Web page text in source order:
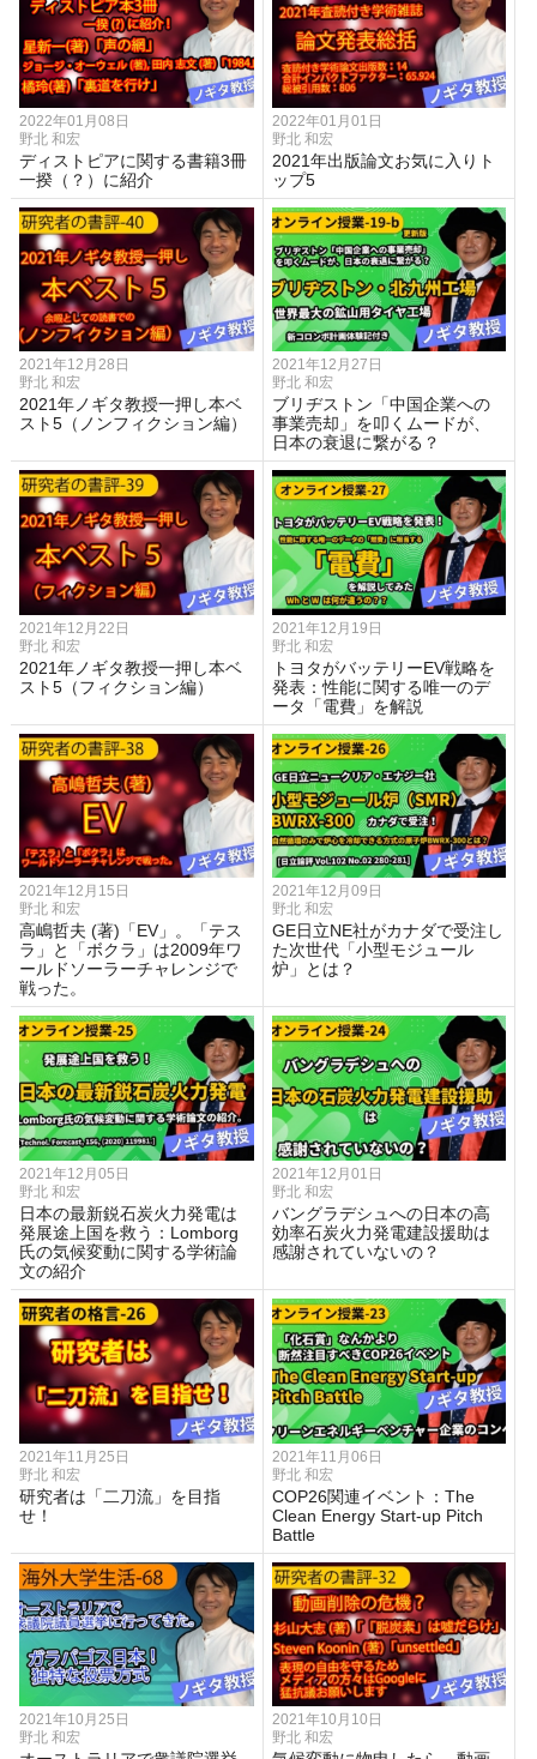
2022年01月08日
野北 和宏
ディストピアに関する書籍3冊
一揆（？）に紹介
2022年01月01日
野北 和宏
2021年出版論文お気に入りト
ップ5
2021年12月28日
野北 和宏
2021年ノギタ教授一押し本ベ
スト5（ノンフィクション編）
2021年12月27日
野北 和宏
ブリヂストン「中国企業への
事業売却」を叩くムードが、
日本の衰退に繋がる？
2021年12月22日
野北 和宏
2021年ノギタ教授一押し本ベ
スト5（フィクション編）
2021年12月19日
野北 和宏
トヨタがバッテリーEV戦略を
発表：性能に関する唯一のデ
ータ「電費」を解説
2021年12月15日
野北 和宏
高嶋哲夫 (著)「EV」。「テス
ラ」と「ボクラ」は2009年ワ
ールドソーラーチャレンジで
戦った。
2021年12月09日
野北 和宏
GE日立NE社がカナダで受注し
た次世代「小型モジュール
炉」とは？
2021年12月05日
野北 和宏
日本の最新鋭石炭火力発電は
発展途上国を救う：Lomborg
氏の気候変動に関する学術論
文の紹介
2021年12月01日
野北 和宏
バングラデシュへの日本の高
効率石炭火力発電建設援助は
感謝されていないの？
2021年11月25日
野北 和宏
研究者は「二刀流」を目指
せ！
2021年11月06日
野北 和宏
COP26関連イベント：The
Clean Energy Start-up Pitch
Battle
2021年10月25日
野北 和宏
2021年10月10日
野北 和宏